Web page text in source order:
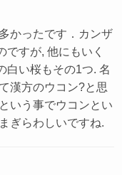
かったです．カンザ
ですが, 他にもいく
白い桜もその1つ. 名
漢方のウコン?と思
いう事でウコンとい
ぎらわしいですね.